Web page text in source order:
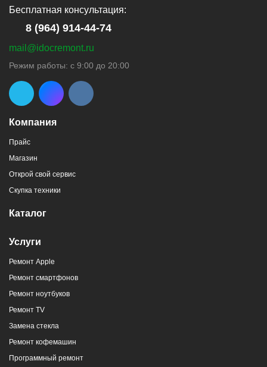
8 (964) 914-44-74
8 (964) 914-44-74
г. Новороссийск, ул. Героев Десантников,
2/4
8 (964) 914-44-74
Компания
Прайс
Магазин
Открой свой сервис
Скупка техники
Каталог
Услуги
Ремонт Apple
Ремонт смартфонов
Ремонт ноутбуков
Ремонт TV
Замена стекла
Ремонт кофемашин
Программный ремонт
Бесплатная консультация:
8 (964) 914-44-74
mail@idocremont.ru
Режим работы: с 9:00 до 20:00